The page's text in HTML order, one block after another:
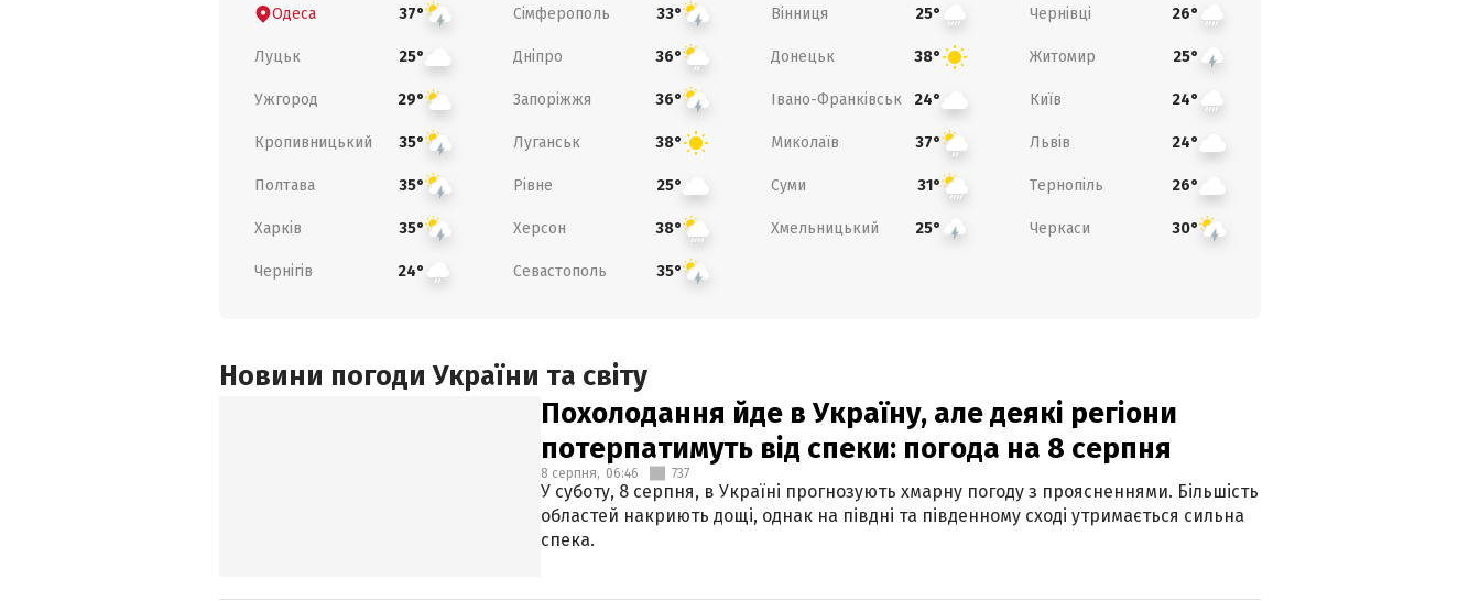
Одеса 37° Сімферополь 33° Вінниця 25° Чернівці 26°
Луцьк 25° Дніпро 36° Донецьк 38° Житомир 25°
Ужгород 29° Запоріжжя 36° Івано-Франківськ 24° Київ 24°
Кропивницький 35° Луганськ 38° Миколаїв 37° Львів 24°
Полтава 35° Рівне 25° Суми 31° Тернопіль 26°
Харків 35° Херсон 38° Хмельницький 25° Черкаси 30°
Чернігів 24° Севастополь 35°
Новини погоди України та світу
Похолодання йде в Україну, але деякі регіони
потерпатимуть від спеки: погода на 8 серпня
8 серпня, 06:46 737
У суботу, 8 серпня, в Україні прогнозують хмарну погоду з проясненнями. Більшість
областей накриють дощі, однак на півдні та південному сході утримається сильна
спека.